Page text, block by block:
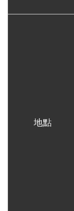
地點